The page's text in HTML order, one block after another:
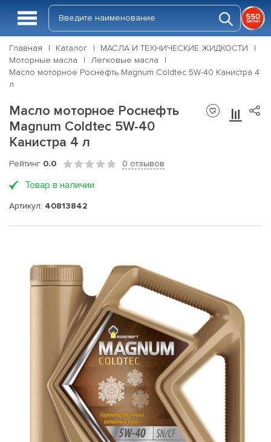
Главная Каталог
МАСЛА И ТЕХНИЧЕСКИЕ ЖИДКОСТИ
Моторные масла
Легковые масла
Масло моторное Роснефть Magnum Coldtec 5W-40 Канистра 4
л
Масло моторное Роснефть
Magnum Coldtec 5W-40
Канистра 4 л
Рейтинг 0.0 0 отзывов
Товар в наличии
Артикул: 40813842